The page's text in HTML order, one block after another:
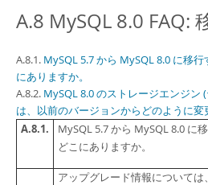
Connectors
More
MySQL.com
Downloads
Developer Zone
A.8 MySQL 8.0 FAQ:
A.8.1. MySQL 5.7 から MySQL 8.0 に移
にありますか。
A.8.2. MySQL 8.0 のストレージエンジン
は、以前のバージョンからどのように変
A.8.1.
MySQL 5.7 から MySQL 8.0 に
どこにありますか。
アップグレード情報については、